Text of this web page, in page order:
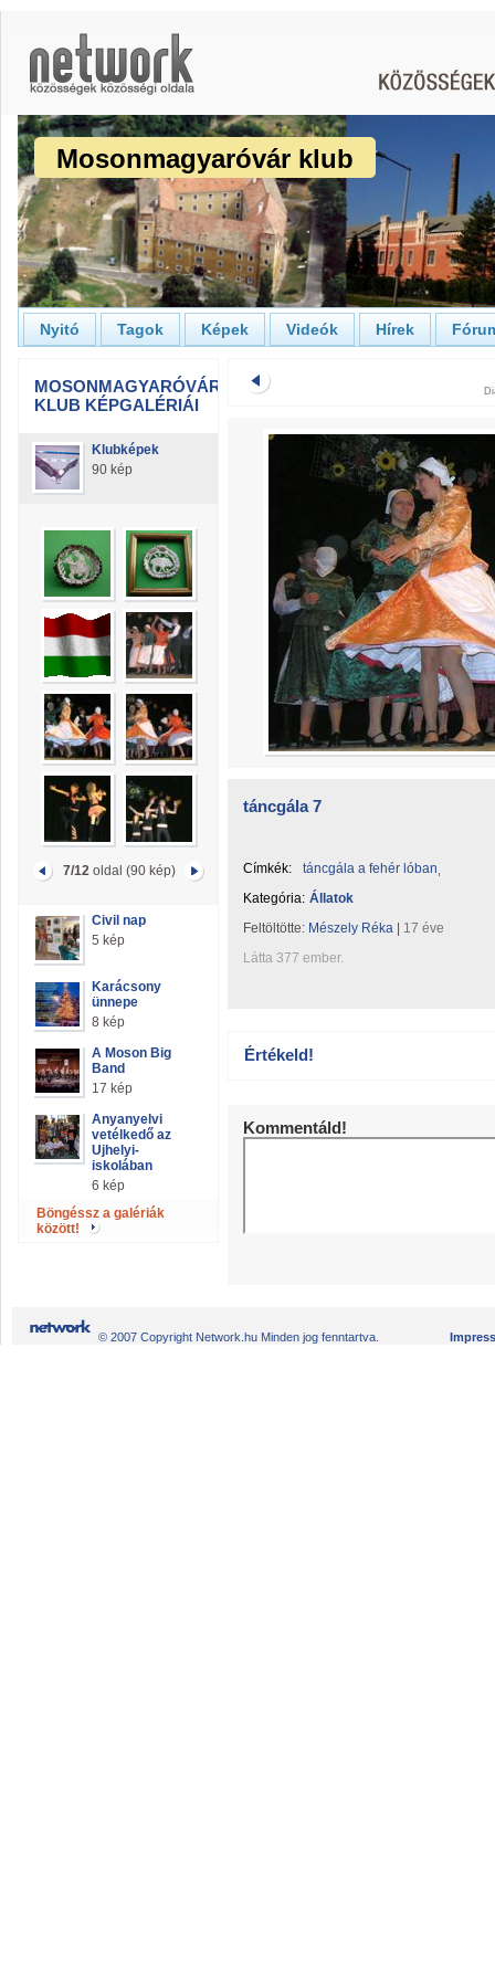
Mosonmagyaróvár klub
Nyitó Tagok Képek Videók Hírek
MOSONMAGYARÓVÁR
KLUB KÉPGALÉRIÁI
Klubképek
90 kép
7/12 oldal (90 kép)
Civil nap
5 kép
Karácsony
ünnepe
8 kép
A Moson Big
Band
17 kép
Anyanyelvi
vetélkedő az
Ujhelyi-
iskolában
6 kép
Böngéssz a galériák
között!
táncgála 7
Címkék:
táncgála a fehér lóban
Kategória: Állatok
Feltöltötte: Mészely Réka
17 éve
Látta 377 ember.
Értékeld!
Kommentáld!
© 2007 Copyright Network.hu Minden jog fenntartva.